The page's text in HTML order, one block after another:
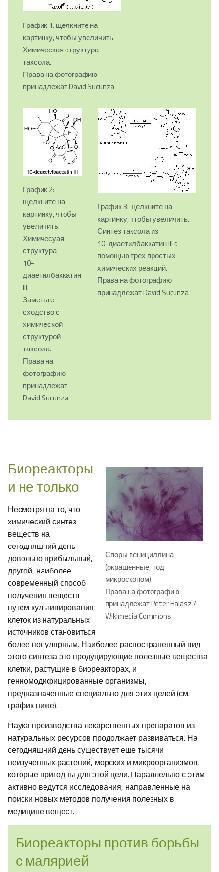
График 1: щелкните на
картинку, чтобы увеличить.
Химическая структура
таксола.
Права на фотографию
принадлежат David Sucunza
График 3: щелкните на
картинку, чтобы увеличить.
Синтез таксола из
10-диаетилбаккатин III с
помощью трех простых
химических реакций.
Права на фотографию
принадлежат David Sucunza
График 2:
щелкните на
картинку, чтобы
увеличить.
Химичесуая
структура
10-
диаетилбаккатин
III.
Заметьте
сходство с
химической
структурой
таксола.
Права на
фотографию
принадлежат
David Sucunza
Споры пенициллина
(окрашенные, под
микроскопом).
Права на фотографию
принадлежат Peter Halasz /
Wikimedia Commons
Биореакторы
и не только
Несмотря на то, что
химический синтез
веществ на
сегодняшний день
довольно прибыльный,
другой, наиболее
современный способ
получения веществ
путем культивирования
клеток из натуральных
источников становиться
более популярным. Наиболее распостраненный вид
этого синтеза это продуцирующие полезные вещества
клетки, растущие в биореакторах, и
генномодифицированные организмы,
предназначенные специально для этих целей (см.
график ниже).
Наука производства лекарственных препаратов из
натуральных ресурсов продолжает развиваться. На
сегодняшний день существует еще тысячи
неизученных растений, морских и микроорганизмов,
которые пригодны для этой цели. Параллельно с этим
активно ведутся исследования, направленные на
поиски новых методов получения полезных в
медицине вещест.
Биореакторы против борьбы
с малярией